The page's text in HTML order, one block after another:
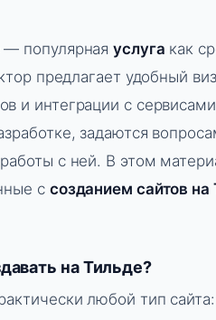
— популярнаяуслуга как
предлагает удобный
и интеграции с
задаются
с ней. В этом
с созданием сайтов на
на Тильде?
любой тип